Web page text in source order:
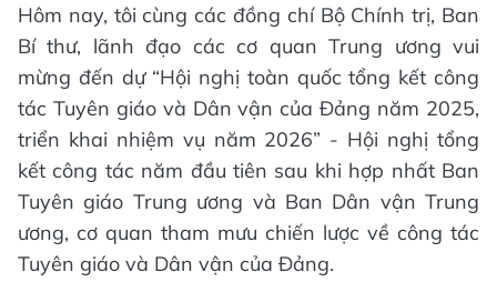
Hôm nay, tôi cùng các đồng chí Bộ Chính trị, Ban
Bí thư, lãnh đạo các cơ quan Trung ương vui
mừng đến dự “Hội nghị toàn quốc tổng kết công
tác Tuyên giáo và Dân vận của Đảng năm 2025,
triển khai nhiệm vụ năm 2026” - Hội nghị tổng
kết công tác năm đầu tiên sau khi hợp nhất Ban
Tuyên giáo Trung ương và Ban Dân vận Trung
ương, cơ quan tham mưu chiến lược về công tác
Tuyên giáo và Dân vận của Đảng.